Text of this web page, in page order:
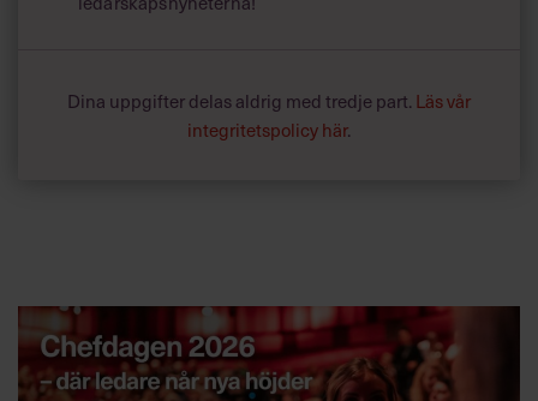
Dina uppgifter delas aldrig med tredje part. Läs vår
integritetspolicy här.